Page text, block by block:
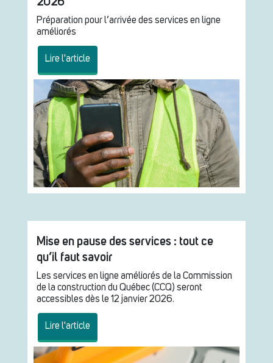
Préparation pour l’arrivée des services en ligne
améliorés
Lire l'article
Mise en pause des services : tout ce
qu’il faut savoir
Les services en ligne améliorés de la Commission
de la construction du Québec (CCQ) seront
accessibles dès le 12 janvier 2026.
Lire l'article